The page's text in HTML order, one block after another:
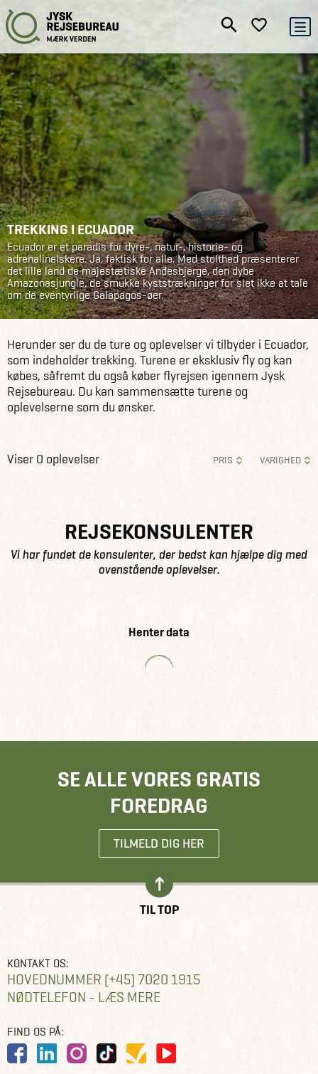
TREKKING I ECUADOR
Ecuador er et paradis for dyre-, natur-, historie- og
adrenalinelskere. Ja, faktisk for alle. Med stolthed præsenterer
det lille land de majestætiske Andesbjerge, den dybe
Amazonasjungle, de smukke kyststrækninger for slet ikke at tale
om de eventyrlige Galapagos-øer.
Herunder ser du de ture og oplevelser vi tilbyder i Ecuador,
som indeholder trekking. Turene er eksklusiv fly og kan
købes, såfremt du også køber flyrejsen igennem Jysk
Rejsebureau. Du kan sammensætte turene og
oplevelserne som du ønsker.
PRIS VARIGHED
Viser 0 oplevelser
REJSEKONSULENTER
Vi har fundet de konsulenter, der bedst kan hjælpe dig med
ovenstående oplevelser.
Henter data
SE ALLE VORES GRATIS
FOREDRAG
TILMELD DIG HER
TIL TOP
KONTAKT OS:
HOVEDNUMMER (+45) 7020 1915
NØDTELEFON - LÆS MERE
FIND OS PÅ: